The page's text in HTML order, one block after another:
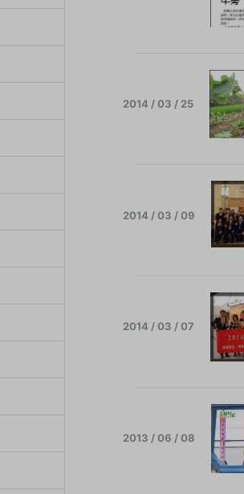
2014 / 03 / 25
2014 / 03 / 09
2014 / 03 / 07
2013 / 06 / 08